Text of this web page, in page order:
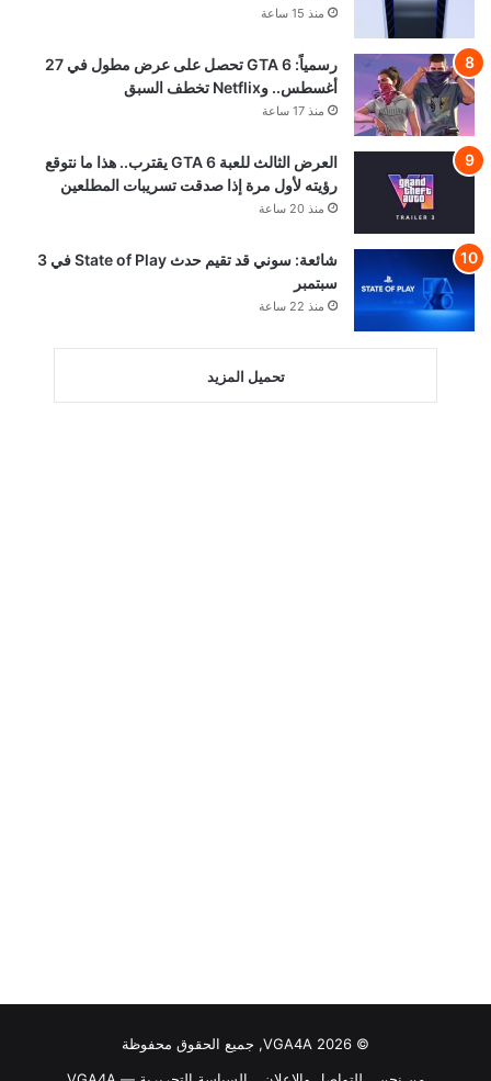
منذ 15 ساعة
رسمياً: GTA 6 تحصل على عرض مطول في 27
أغسطس.. وNetflix تخطف السبق
منذ 17 ساعة
العرض الثالث للعبة GTA 6 يقترب.. هذا ما نتوقع
رؤيته لأول مرة إذا صدقت تسريبات المطلعين
منذ 20 ساعة
شائعة: سوني قد تقيم حدث State of Play في 3
سبتمبر
منذ 22 ساعة
تحميل المزيد
© VGA4A 2026, جميع الحقوق محفوظة